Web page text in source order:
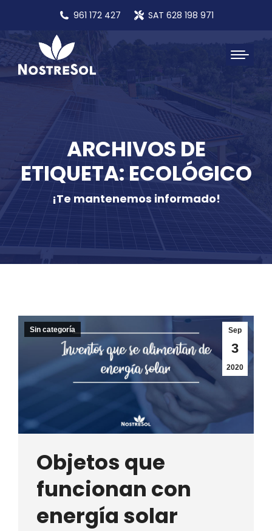
961 172 427 SAT 628 198 971
ARCHIVOS DE
ETIQUETA: ECOLÓGICO
¡Te mantenemos informado!
Sep
3
2020
Sin categoría
Objetos que
funcionan con
energía solar